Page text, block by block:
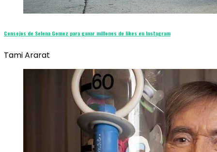
Consejos de Selena Gomez para ganar millones de likes en Instagram
Tami Ararat